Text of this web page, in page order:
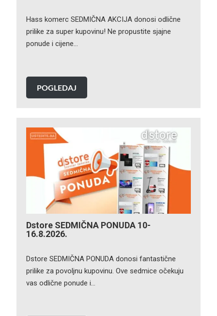
Hass komerc SEDMIČNA AKCIJA donosi odlične
prilike za super kupovinu! Ne propustite sjajne
ponude i cijene…
POGLEDAJ
Dstore SEDMIČNA PONUDA 10-
16.8.2026.
Dstore SEDMIČNA PONUDA donosi fantastične
prilike za povoljnu kupovinu. Ove sedmice očekuju
vas odlične ponude i…